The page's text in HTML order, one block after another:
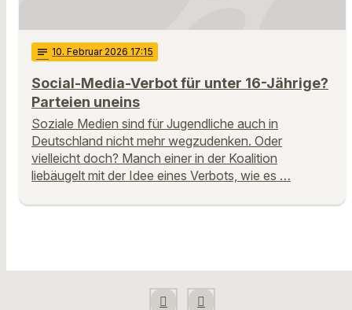
notes 10. Februar 2026 17:15
Social-Media-Verbot für unter 16-Jährige?
Parteien uneins
Soziale Medien sind für Jugendliche auch in
Deutschland nicht mehr wegzudenken. Oder
vielleicht doch? Manch einer in der Koalition
liebäugelt mit der Idee eines Verbots, wie es …